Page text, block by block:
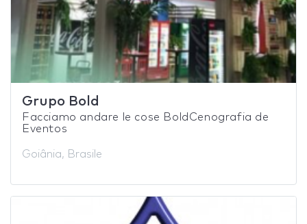
Grupo Bold
Facciamo andare le cose BoldCenografia de
Eventos
Goiânia, Brasile